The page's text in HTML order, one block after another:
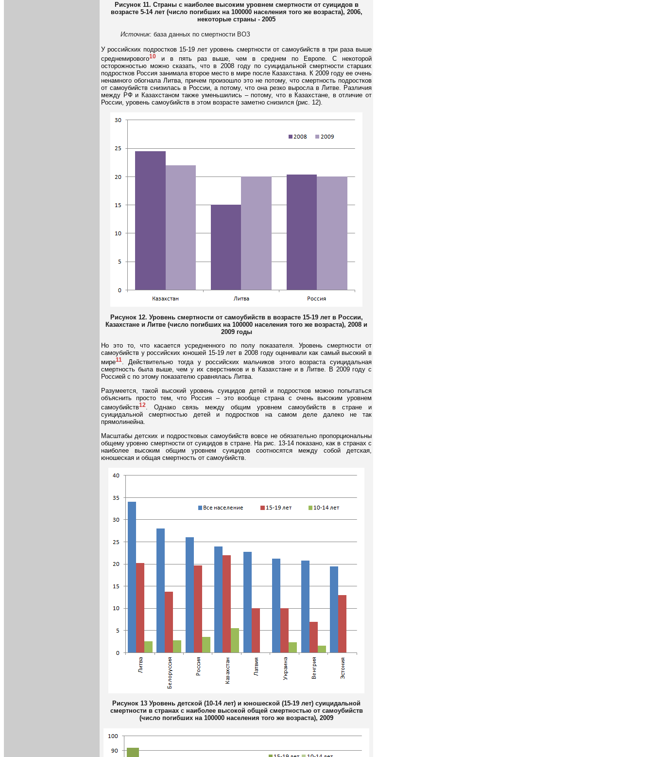
Рисунок 11. Страны с наиболее высоким уровнем смертности от суицидов в
возрасте 5-14 лет (число погибших на 100000 населения того же возраста), 2006,
некоторые страны - 2005
Источник: база данных по смертности ВОЗ
У российских подростков 15-19 лет уровень смертности от самоубийств в три раза выше
среднемирового10 и в пять раз выше, чем в среднем по Европе. С некоторой
осторожностью можно сказать, что в 2008 году по суицидальной смертности старших
подростков Россия занимала второе место в мире после Казахстана. К 2009 году ее очень
ненамного обогнала Литва, причем произошло это не потому, что смертность подростков
от самоубийств снизилась в России, а потому, что она резко выросла в Литве. Различия
между РФ и Казахстаном также уменьшились – потому, что в Казахстане, в отличие от
России, уровень самоубийств в этом возрасте заметно снизился (рис. 12).
Рисунок 12. Уровень смертности от самоубийств в возрасте 15-19 лет в России,
Казахстане и Литве (число погибших на 100000 населения того же возраста), 2008 и
2009 годы
Но это то, что касается усредненного по полу показателя. Уровень смертности от
самоубийств у российских юношей 15-19 лет в 2008 году оценивали как самый высокий в
мире11. Действительно тогда у российских мальчиков этого возраста суицидальная
смертность была выше, чем у их сверстников и в Казахстане и в Литве. В 2009 году с
Россией с по этому показателю сравнялась Литва.
Разумеется, такой высокий уровень суицидов детей и подростков можно попытаться
объяснить просто тем, что Россия – это вообще страна с очень высоким уровнем
самоубийств12. Однако связь между общим уровнем самоубийств в стране и
суицидальной смертностью детей и подростков на самом деле далеко не так
прямолинейна.
Масштабы детских и подростковых самоубийств вовсе не обязательно пропорциональны
общему уровню смертности от суицидов в стране. На рис. 13-14 показано, как в странах с
наиболее высоким общим уровнем суицидов соотносятся между собой детская,
юношеская и общая смертность от самоубийств.
Рисунок 13 Уровень детской (10-14 лет) и юношеской (15-19 лет) суицидальной
смертности в странах с наиболее высокой общей смертностью от самоубийств
(число погибших на 100000 населения того же возраста), 2009